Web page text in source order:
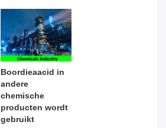
Boordieaacid in
andere
chemische
producten wordt
gebruikt